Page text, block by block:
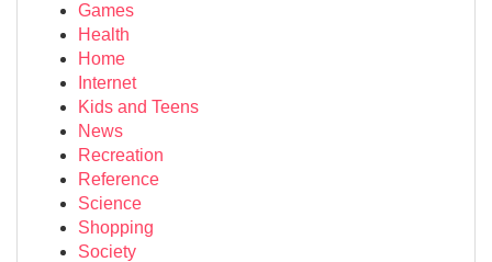
Games
Health
Home
Internet
Kids and Teens
News
Recreation
Reference
Science
Shopping
Society